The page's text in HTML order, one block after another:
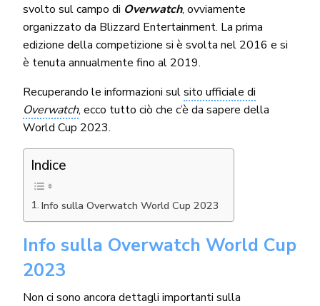
svolto sul campo di Overwatch, ovviamente
organizzato da Blizzard Entertainment. La prima
edizione della competizione si è svolta nel 2016 e si
è tenuta annualmente fino al 2019.
Recuperando le informazioni sulsito ufficiale di
Overwatch, ecco tutto ciò che c’è da sapere della
World Cup 2023.
Indice
Info sulla Overwatch World Cup 2023
Info sulla Overwatch World Cup
2023
Non ci sono ancora dettagli importanti sulla